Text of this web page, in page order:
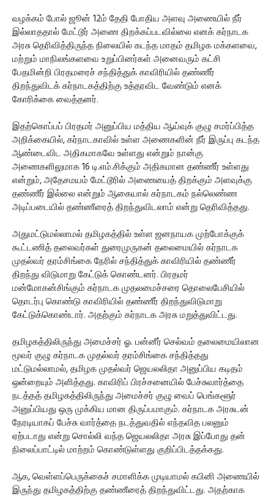
வழக்கம் போல் ஜூன் 12ம் தேதி போதிய அளவு அணையில் நீர்
இல்லாததால் மேட்டூர் அணை திறக்கப்படவில்லை எனக் கர்நாடக
அரசு தெரிவித்திருந்த நிலையில் கடந்த மாதம் தமிழக மக்களவை,
மற்றும் மாநிலங்களவை உறுப்பினர்கள் அனைவரும் கட்சி
பேதமின்றி பிரதமரைச் சந்தித்துக் காவிரியில் தண்ணீர்
திறந்துவிடக் கர்நாடகத்திற்கு உத்தரவிட வேண்டும் எனக்
கோரிக்கை வைத்தனர்.
இதற்கொப்பப் பிரதமர் அனுப்பிய மத்திய ஆய்வுக் குழு சமர்ப்பித்த
அறிக்கையில், கர்நாடகாவில் உள்ள அணைகளின் நீர் இருப்பு கடந்த
ஆண்டைவிட அதிகமாகவே உள்ளது என்றும் நான்கு
அணைகளிலுமாக 16 டி.எம்.சிக்கும் அதிகமான தண்ணீர் உள்ளது
என்றும், அதேசமயம் மேட்டூரில் அணையைத் திறக்கும் அளவுக்கு
தண்ணீர் இல்லை என்றும் ஆகையால் கர்நாடகம் நல்லெண்ண
அடிப்படையில் தண்ணீரைத் திறந்துவிடலாம் என்று தெரிவித்தது.
அதுமட்டுமல்லாமல் தமிழகத்தில் உள்ள ஜனநாயக முற்போக்குக்
கூட்டணித் தலைவர்கள் துரைமுருகன் தலைமையில் கர்நாடக
முதல்வர் தரம்சிங்கை நேரில் சந்தித்துக் காவிரியில் தண்ணீர்
திறந்து விடுமாறு கேட்டுக் கொண்டனர். பிரதமர்
மன்மோகன்சிங்கும் கர்நாடக முதலமைச்சரை தொலைபேசியில்
தொடர்பு கொண்டு காவிரியில் தண்ணீர் திறந்துவிடுமாறு
கேட்டுக்கொண்டார். அதற்கும் கர்நாடக அரசு மறுத்துவிட்டது.
தமிழகத்திலிருந்து அமைச்சர் ஓ. பன்னீர் செல்வம் தலைமையிலான
மூவர் குழு கர்நாடக முதல்வர் தரம்சிங்கை சந்தித்தது
மட்டுமல்லாமல், தமிழக முதல்வர் ஜெயலலிதா அனுப்பிய கடிதம்
ஒன்றையும் அளித்தது. காவிரிப் பிரச்சனையில் பேச்சுவார்த்தை
நடத்தத் தமிழகத்திலிருந்து அமைச்சர் குழு வைப் பெங்களூர்
அனுப்பியது ஒரு முக்கிய மான திருப்பமாகும். கர்நாடக அரசுடன்
நேரடியாகப் பேச்சு வார்த்தை நடத்துவதில் எந்தவித பலனும்
ஏற்படாது என்று சொல்லி வந்த ஜெயலலிதா அரசு இப்போது தன்
நிலைப்பாட்டில் மாற்றம் கொண்டுள்ளது குறிப்பிடத்தக்கது.
ஆக, வெள்ளப்பெருக்கைச் சமாளிக்க முடியாமல் கபினி அணையில்
இருந்து தமிழகத்திற்கு தண்ணீரைத் திறந்துவிட்டது. அதற்காக